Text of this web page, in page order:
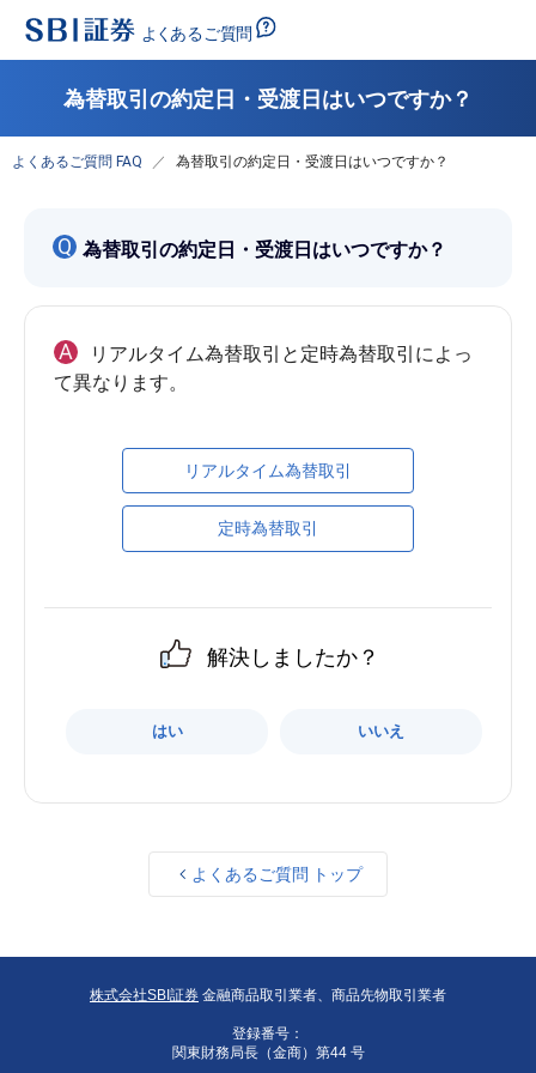
為替取引の約定日・受渡日はいつですか？
よくあるご質問 FAQ 為替取引の約定日・受渡日はいつですか？
Q 為替取引の約定日・受渡日はいつですか？
A
リアルタイム為替取引と定時為替取引によっ
リアルタイム為替取引
定時為替取引
解決しましたか？
はい いいえ
よくあるご質問 トップ
株式会社SBI証券 金融商品取引業者、商品先物取引業者
登録番号：
関東財務局長（金商）第44 号